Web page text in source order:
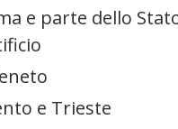
e parte dello
e Trieste